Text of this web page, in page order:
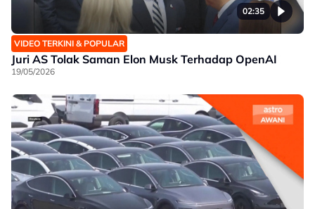
02:35
VIDEO TERKINI & POPULAR
Juri AS Tolak Saman Elon Musk Terhadap OpenAI
19/05/2026